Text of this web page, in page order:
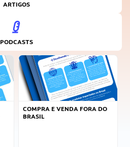
ARTIGOS
PODCASTS
COMPRA E VENDA FORA DO
BRASIL